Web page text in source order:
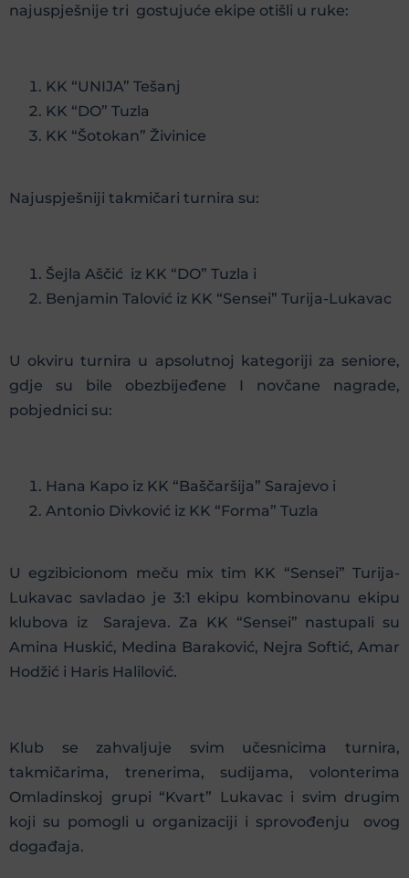
najuspješnije tri gostujuće ekipe otišli u ruke:
KK “UNIJA” Tešanj
KK “DO” Tuzla
KK “Šotokan” Živinice
Najuspješniji takmičari turnira su:
Šejla Aščić iz KK “DO” Tuzla i
Benjamin Talović iz KK “Sensei” Turija-Lukavac
U okviru turnira u apsolutnoj kategoriji za seniore,
gdje su bile obezbijeđene I novčane nagrade,
pobjednici su:
Hana Kapo iz KK “Baščaršija” Sarajevo i
Antonio Divković iz KK “Forma” Tuzla
U egzibicionom meču mix tim KK “Sensei” Turija-
Lukavac savladao je 3:1 ekipu kombinovanu ekipu
klubova iz Sarajeva. Za KK “Sensei” nastupali su
Amina Huskić, Medina Baraković, Nejra Softić, Amar
Hodžić i Haris Halilović.
Klub se zahvaljuje svim učesnicima turnira,
takmičarima, trenerima, sudijama, volonterima
Omladinskoj grupi “Kvart” Lukavac i svim drugim
koji su pomogli u organizaciji i sprovođenju ovog
događaja.